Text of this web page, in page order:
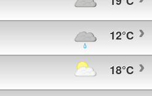
12°C
18°C